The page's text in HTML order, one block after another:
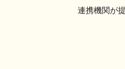
連携機関が